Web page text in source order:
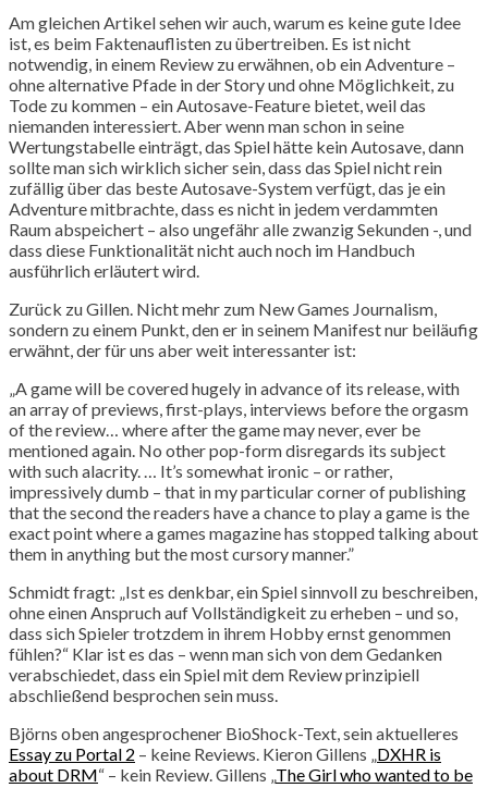
Am gleichen Artikel sehen wir auch, warum es keine gute Idee
ist, es beim Faktenauflisten zu übertreiben. Es ist nicht
notwendig, in einem Review zu erwähnen, ob ein Adventure –
ohne alternative Pfade in der Story und ohne Möglichkeit, zu
Tode zu kommen – ein Autosave-Feature bietet, weil das
niemanden interessiert. Aber wenn man schon in seine
Wertungstabelle einträgt, das Spiel hätte kein Autosave, dann
sollte man sich wirklich sicher sein, dass das Spiel nicht rein
zufällig über das beste Autosave-System verfügt, das je ein
Adventure mitbrachte, dass es nicht in jedem verdammten
Raum abspeichert – also ungefähr alle zwanzig Sekunden -, und
dass diese Funktionalität nicht auch noch im Handbuch
ausführlich erläutert wird.
Zurück zu Gillen. Nicht mehr zum New Games Journalism,
sondern zu einem Punkt, den er in seinem Manifest nur beiläufig
erwähnt, der für uns aber weit interessanter ist:
„A game will be covered hugely in advance of its release, with
an array of previews, first-plays, interviews before the orgasm
of the review… where after the game may never, ever be
mentioned again. No other pop-form disregards its subject
with such alacrity. … It’s somewhat ironic – or rather,
impressively dumb – that in my particular corner of publishing
that the second the readers have a chance to play a game is the
exact point where a games magazine has stopped talking about
them in anything but the most cursory manner.”
Schmidt fragt: „Ist es denkbar, ein Spiel sinnvoll zu beschreiben,
ohne einen Anspruch auf Vollständigkeit zu erheben – und so,
dass sich Spieler trotzdem in ihrem Hobby ernst genommen
fühlen?“ Klar ist es das – wenn man sich von dem Gedanken
verabschiedet, dass ein Spiel mit dem Review prinzipiell
abschließend besprochen sein muss.
Björns oben angesprochener BioShock-Text, sein aktuelleres
Essay zu Portal 2 – keine Reviews. Kieron Gillens „ DXHR is
about DRM“ – kein Review. Gillens „ The Girl who wanted to be